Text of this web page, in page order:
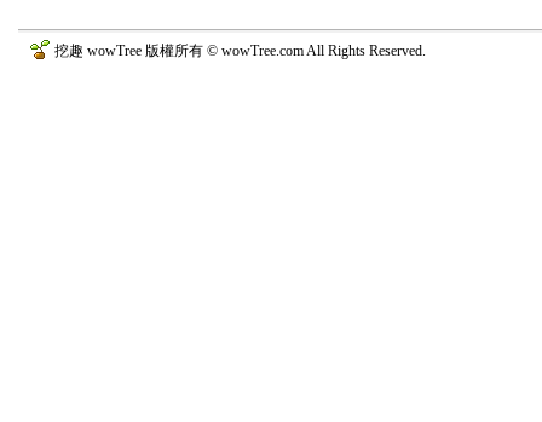
挖趣 wowTree 版權所有 © wowTree.com All Rights Reserved.